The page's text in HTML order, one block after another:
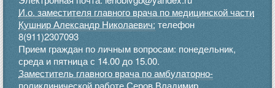
И.о. заместителя главного врача по медицинской части
Кушнир Александр Николаевич: телефон
8(911)2307093
Прием граждан по личным вопросам: понедельник,
среда и пятница с 14.00 до 15.00.
Заместитель главного врача по амбулаторно-
поликлинической работе Серов Владимир